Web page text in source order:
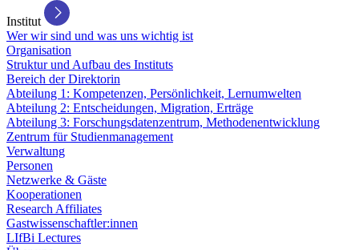
Institut
Wer wir sind und was uns wichtig ist
Organisation
Struktur und Aufbau des Instituts
Bereich der Direktorin
Abteilung 1: Kompetenzen, Persönlichkeit, Lernumwelten
Abteilung 2: Entscheidungen, Migration, Erträge
Abteilung 3: Forschungsdatenzentrum, Methodenentwicklung
Zentrum für Studienmanagement
Verwaltung
Personen
Netzwerke & Gäste
Kooperationen
Research Affiliates
Gastwissenschaftler:innen
LIfBi Lectures